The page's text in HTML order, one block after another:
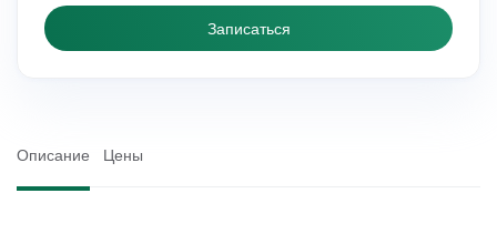
Записаться
Описание Цены